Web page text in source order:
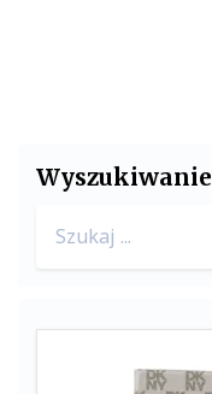
Wyszukiwanie
for: